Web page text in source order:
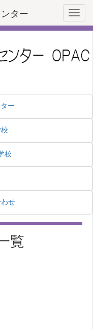
ター
ー
校
せ
覧